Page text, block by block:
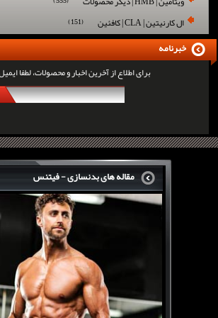
ال کارنیتین | CLA | کافئین (151)
برای اطلاع از آخرین اخبار و محصولات، لطفا
خبرنامه
مقاله های بدنسازی - فیتنس
سرگی کنستانس چگونه بر روی بازو های فوق
روش های افزایش پیک بازو
فارماتون چیست؟
کلن بوترول Clenbuterol
CJC1295 | سی جی سی 1295